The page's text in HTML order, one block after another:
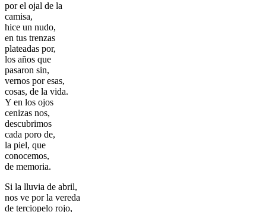
por el ojal de la
camisa,
hice un nudo,
en tus trenzas
plateadas por,
los años que
pasaron sin,
vernos por esas,
cosas, de la vida.
Y en los ojos
cenizas nos,
descubrimos
cada poro de,
la piel, que
conocemos,
de memoria.
Si la lluvia de abril,
nos ve por la vereda
de terciopelo rojo,